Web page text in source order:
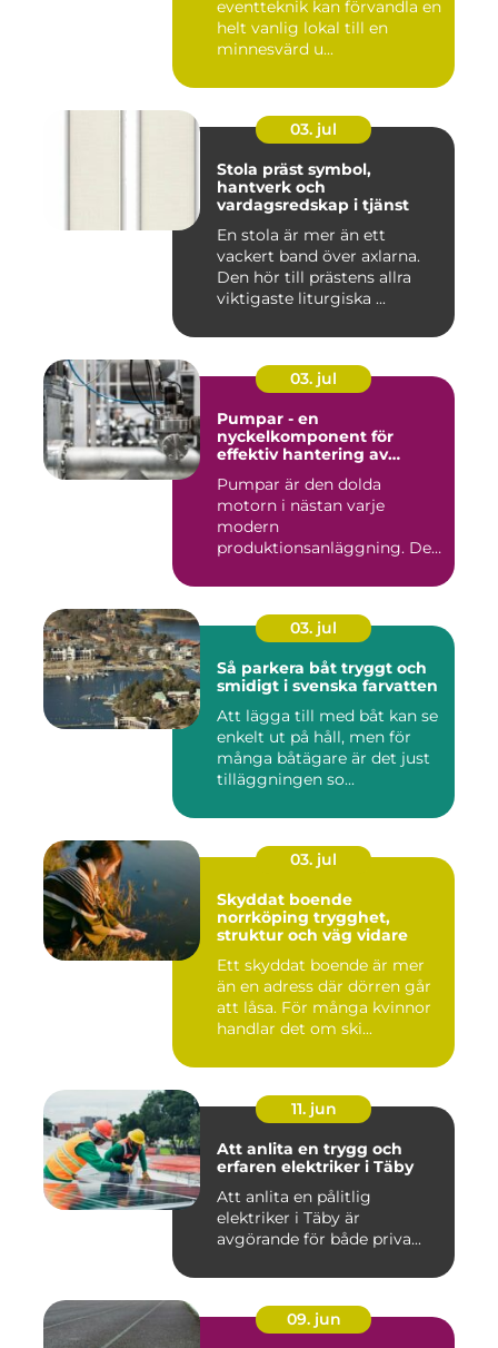
eventteknik kan förvandla en
helt vanlig lokal till en
minnesvärd u...
03. jul
Stola präst symbol,
hantverk och
vardagsredskap i tjänst
En stola är mer än ett
vackert band över axlarna.
Den hör till prästens allra
viktigaste liturgiska ...
03. jul
Pumpar - en
nyckelkomponent för
effektiv hantering av
Pumpar är den dolda
motorn i nästan varje
modern
produktionsanläggning. De
03. jul
Så parkera båt tryggt och
smidigt i svenska farvatten
Att lägga till med båt kan se
enkelt ut på håll, men för
många båtägare är det just
tilläggningen so...
03. jul
Skyddat boende
norrköping trygghet,
struktur och väg vidare
Ett skyddat boende är mer
än en adress där dörren går
att låsa. För många kvinnor
handlar det om ski...
11. jun
Att anlita en trygg och
erfaren elektriker i Täby
Att anlita en pålitlig
elektriker i Täby är
avgörande för både priva...
09. jun